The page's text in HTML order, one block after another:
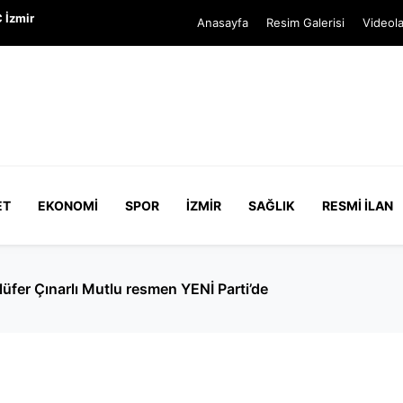
İzmir Anasayfa Resim Galerisi
EKONOMI SPOR İZMIR SAĞLIK RESMI İLAN
YENİ Parti’de